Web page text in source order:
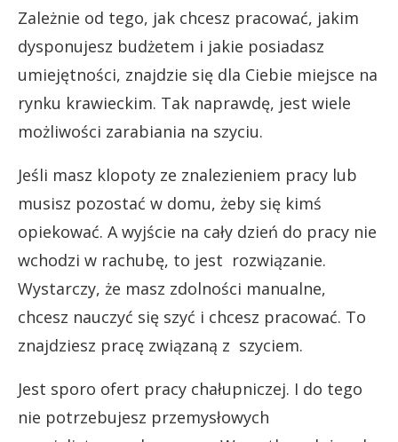
Zależnie od tego, jak chcesz pracować, jakim
dysponujesz budżetem i jakie posiadasz
umiejętności, znajdzie się dla Ciebie miejsce na
rynku krawieckim. Tak naprawdę, jest wiele
możliwości zarabiania na szyciu.
Jeśli masz klopoty ze znalezieniem pracy lub
musisz pozostać w domu, żeby się kimś
opiekować. A wyjście na cały dzień do pracy nie
wchodzi w rachubę, to jest rozwiązanie.
Wystarczy, że masz zdolności manualne,
chcesz nauczyć się szyć i chcesz pracować. To
znajdziesz pracę związaną z szyciem.
Jest sporo ofert pracy chałupniczej. I do tego
nie potrzebujesz przemysłowych